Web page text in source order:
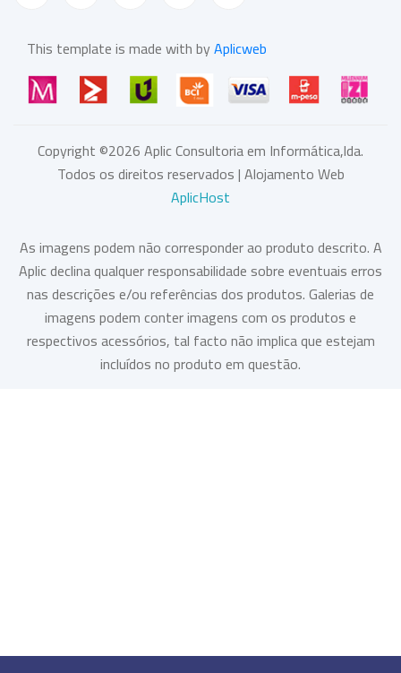
This template is made with byAplicweb
Copyright ©2026Aplic Consultoria em Informática,lda.
Todos os direitos reservados | Alojamento Web
AplicHost
As imagens podem não corresponder ao produto descrito. A
Aplic declina qualquer responsabilidade sobre eventuais erros
nas descrições e/ou referências dos produtos. Galerias de
imagens podem conter imagens com os produtos e
respectivos acessórios, tal facto não implica que estejam
incluídos no produto em questão.